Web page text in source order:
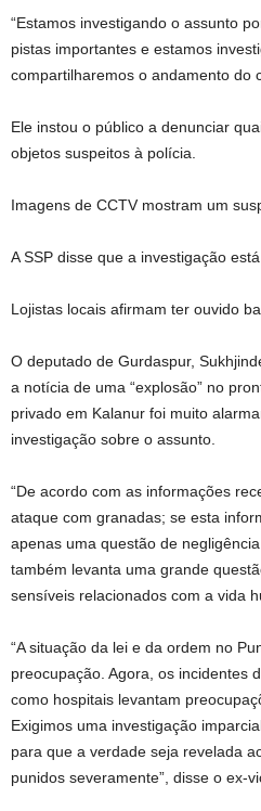
“Estamos investigando o assunto
pistas importantes e estamos
compartilharemos o andamento do
Ele instou o público a denunciar
objetos suspeitos à polícia.
Imagens de CCTV mostram um
A SSP disse que a investigação
Lojistas locais afirmam ter ouvido
O deputado de Gurdaspur,
a notícia de uma “explosão” no
privado em Kalanur foi muito
investigação sobre o assunto.
“De acordo com as informações
ataque com granadas; se esta
apenas uma questão de
também levanta uma grande
sensíveis relacionados com a vida
“A situação da lei e da ordem no
preocupação. Agora, os incidentes
como hospitais levantam
Exigimos uma investigação
para que a verdade seja revelada
punidos severamente”, disse o ex-